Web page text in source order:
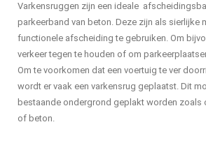
Varkensruggen zijn een ideale
parkeerband van beton. Deze zijn als sierlijke
functionele afscheiding te gebruiken. Om
verkeer tegen te houden of om
Om te voorkomen dat een voertuig te ver
wordt er vaak een varkensrug geplaatst. Dit
bestaande ondergrond geplakt worden zoals
of beton.